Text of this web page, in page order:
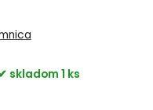
skladom 1 ks